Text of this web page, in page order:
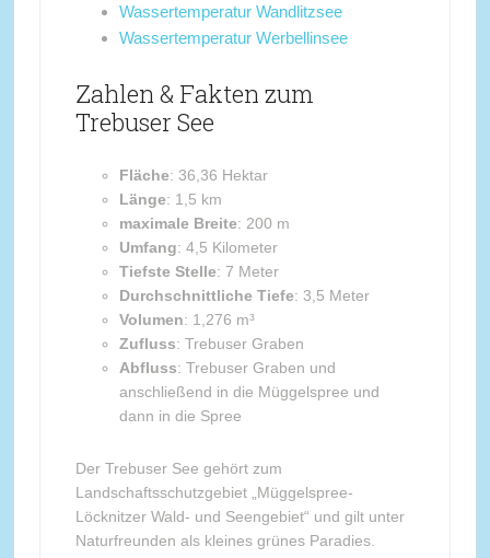
Wassertemperatur Wandlitzsee
Wassertemperatur Werbellinsee
Zahlen & Fakten zum
Trebuser See
Fläche: 36,36 Hektar
Länge: 1,5 km
maximale Breite: 200 m
Umfang: 4,5 Kilometer
Tiefste Stelle: 7 Meter
Durchschnittliche Tiefe: 3,5 Meter
Volumen: 1,276 m³
Zufluss: Trebuser Graben
Abfluss: Trebuser Graben und
anschließend in die Müggelspree und
dann in die Spree
Der Trebuser See gehört zum
Landschaftsschutzgebiet „Müggelspree-
Löcknitzer Wald- und Seengebiet“ und gilt unter
Naturfreunden als kleines grünes Paradies.